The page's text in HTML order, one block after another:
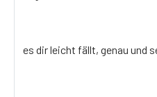
es dir leicht fällt, genau und